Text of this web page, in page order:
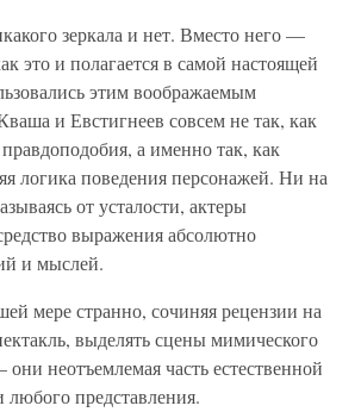
зеркала и нет. Вместо него —
это и полагается в самой настоящей
этим воображаемым
и Евстигнеев совсем не так, как
а именно так, как
логика поведения персонажей. Ни на
от усталости, актеры
выражения абсолютно
и мыслей.
мере странно, сочиняя рецензии на
выделять сцены мимического
неотъемлемая часть естественной
любого представления.